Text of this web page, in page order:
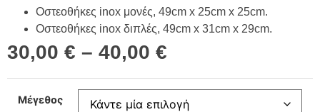
Οστεοθήκες inox μονές, 49cm x 25cm x 25cm.
Οστεοθήκες inox διπλές, 49cm x 31cm x 29cm.
30,00 € – 40,00 €
Μέγεθος